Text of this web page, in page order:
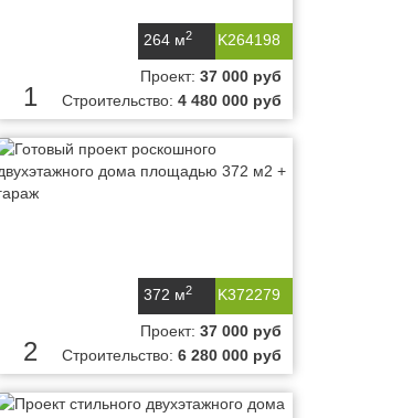
K264198
264 м2
1
Проект: 37 000 руб
Строительство: 4 480 000 руб
K372279
372 м2
2
Проект: 37 000 руб
Строительство: 6 280 000 руб